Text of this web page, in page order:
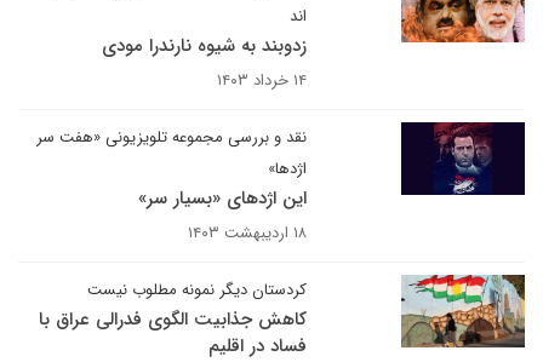
اند
زدوبند به شیوه نارندرا مودی
۱۴ خرداد ۱۴۰۳
نقد و بررسی مجموعه تلویزیونی «هفت سر
اژدها»
این اژدهای «بسیار سر»
۱۸ اردیبهشت ۱۴۰۳
کردستان دیگر نمونه مطلوب نیست
کاهش جذابیت الگوی فدرالی عراق با
فساد در اقلیم